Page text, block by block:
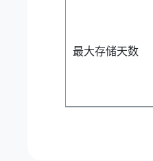
最大存储天数